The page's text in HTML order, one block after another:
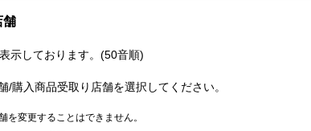
舗
示しております。(50音順)
/購入商品受取り店舗を選択してください。
を変更することはできません。